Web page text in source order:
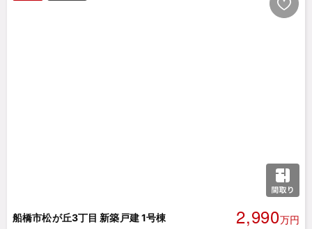
船橋市松が丘3丁目 新築戸建 1号棟 2,990万円